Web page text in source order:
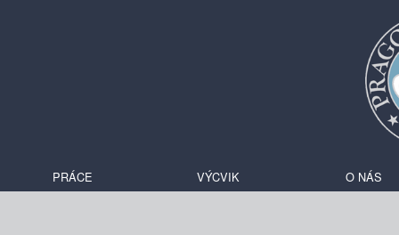
PRÁCE VÝCVIK O NÁS